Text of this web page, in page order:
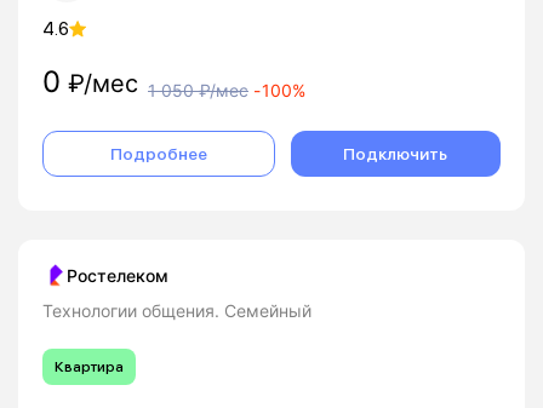
4.6
0 ₽/мес 1 050₽/мес -100%
Подробнее Подключить
Ростелеком
Технологии общения. Семейный
Квартира